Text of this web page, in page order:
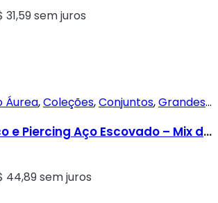
31,59sem juros
Áurea,Coleções,Conjuntos,Grandes,
Conjunto Brinco e Piercing Aço Escovado – Mix de Banhos Dourado e Ródio
44,89sem juros